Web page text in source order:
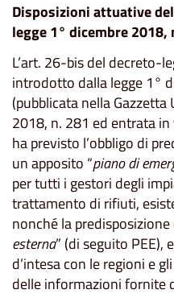
Disposizioni attuative
legge 1° dicembre 2018,
L’art. 26-bis del decreto-
introdotto dalla legge 1°
(pubblicata nella
2018, n. 281 ed entrata
ha previsto l’obbligo di
un apposito “piano di
per tutti i gestori degli
trattamento di rifiuti,
nonché la predisposizione
esterna” (di seguito PEE),
d’intesa con le regioni e
delle informazioni fornite